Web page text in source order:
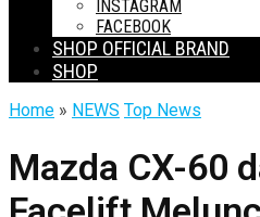
INSTAGRAM
FACEBOOK
SHOP OFFICIAL BRAND
SHOP
Home » NEWS Top News
Mazda CX-60